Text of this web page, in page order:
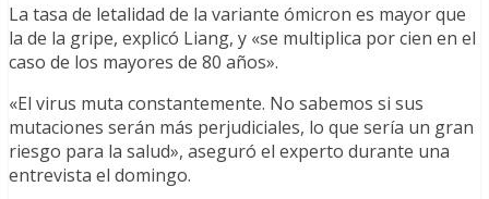
La tasa de letalidad de la variante ómicron es mayor que
la de la gripe, explicó Liang, y «se multiplica por cien en el
caso de los mayores de 80 años».
«El virus muta constantemente. No sabemos si sus
mutaciones serán más perjudiciales, lo que sería un gran
riesgo para la salud», aseguró el experto durante una
entrevista el domingo.